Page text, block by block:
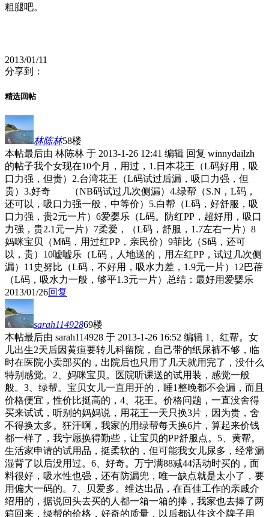
粗腿吧。
2013/01/11
分享到：
精选回帖
林陈林58楼
本帖最后由 林陈林 于 2013-1-26 12:41 编辑 回复 winnydailzh
的帖子我个女现在10个月，用过，1.日本花王（L码好用，吸
口力强，但贵）2.台湾花王（L码试过后漏，吸口力强，但
贵）3.好奇 （NB码试过几次侧漏）4.绿帮（S.N，L码，
还可以，吸口力强一般，中等价）5.白帮（L码，好舒服，吸
口力强，贵2元一片）6爱婴乐（L码。防红PP，超好用，吸口
力强，贵2.1元一片）7柔爱，（L码，舒服，1.7左右一片）8
妈咪宝贝（M码，用过红PP，亲民价）9菲比（S码，还可
以，贵）10嘘嘘乐（L码，人地送的，用左红PP，试过几次侧
漏）11史努比（L码，不好用，吸水力差，1.9元一片）12巴蓓
（L码，吸水力一般，够平1.3元一片）总结：最好用爱婴乐
2013/01/26回复
sarah11492869楼
本帖最后由 sarah114928 于 2013-1-26 16:52 编辑 1、红帮。女
儿出生2天后因黄疸要转儿科留院，自己带的纸尿裤不够，临
时在医院小卖部买的，出院后也只用了几天就用完了，没什么
特别感觉。2、妈咪宝贝。医院听课送的试用装，感觉一般
般。3、绿帮。宝贝女儿一直用开的，睡1整晚都不会漏，而且
价格便宜，性价比挺高的，4、花王。价格问题，一直没舍得
买来试试，听别的妈妈说，用花王一天只换3片，因为贵，舍
不得换太多。狂汗啊，我家的用绿帮每天换6片，算起来价钱
都一样了，我宁愿换得勤些，让宝贝的PP舒服点。5、黄帮。
生活家申请的试用品，挺柔软的，但可能我女儿尿多，经常漏
湿背了以后没用过。6、好奇。万宁满88减44活动时买的，面
料很好，吸水性也强，还有防漏兜，唯一缺点就是太小了，要
用偏大一码的。7、贝爱多。维达出品，在百佳工作的亲戚介
绍用的，据说回头去买的人都一箱一箱的捧，我家也去捧了两
箱回来，绿帮的价格，好奇的质量，以后都认住这个牌子用